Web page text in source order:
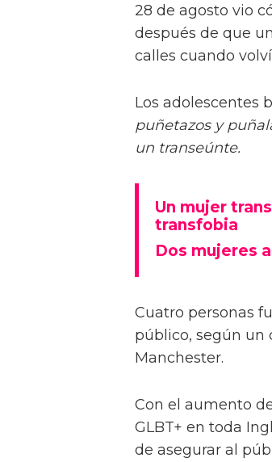
28 de agosto vio
después de que
calles cuando
Los adolescentes
puñetazos y
un transeúnte.
Un mujer
transfobia
Dos mujeres
Cuatro personas
público, según un
Manchester.
Con el aumento
GLBT+ en toda
de asegurar al